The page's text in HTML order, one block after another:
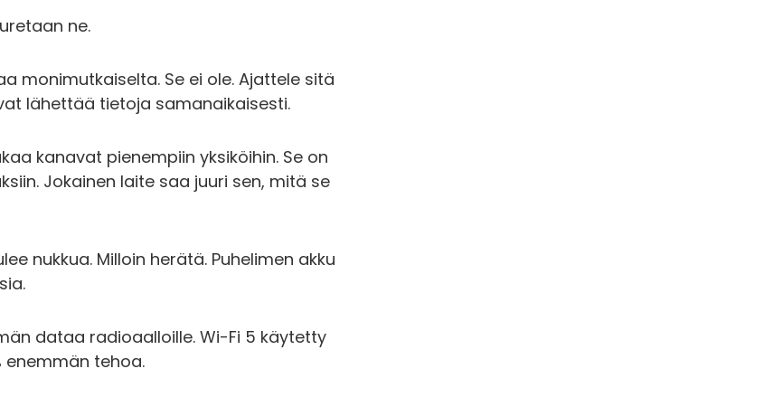
ne.
monimutkaiselta. Se ei ole. Ajattele sitä
lähettää tietoja samanaikaisesti.
kanavat pienempiin yksiköihin. Se on
Jokainen laite saa juuri sen, mitä se
nukkua. Milloin herätä. Puhelimen akku
dataa radioaalloille. Wi-Fi 5 käytetty
enemmän tehoa.